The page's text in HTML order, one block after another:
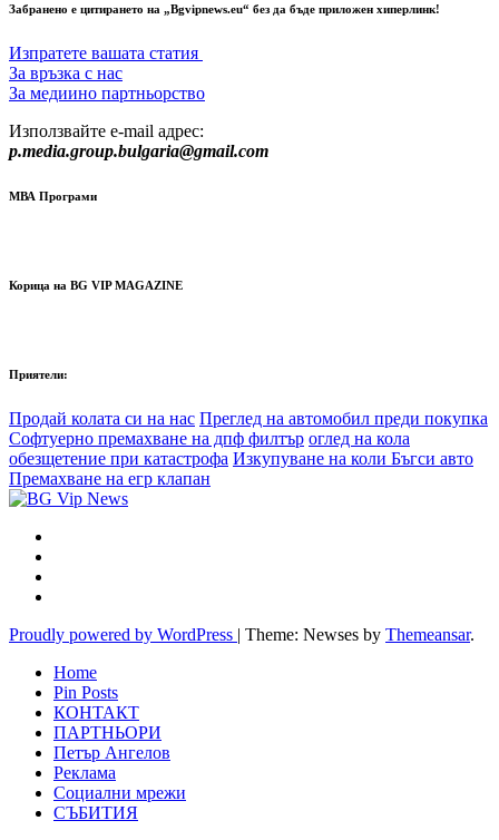
Забранено е цитирането на „Bgvipnews.eu“ без да бъде приложен хиперлинк!
Изпратете вашата статия
За връзка с нас
За медиино партньорство
Използвайте e-mail адрес:
p.media.group.bulgaria@gmail.com
МВА Програми
Корица на BG VIP MAGAZINE
Приятели:
Продай колата си на нас Преглед на автомобил преди покупка
Софтуерно премахване на дпф филтър оглед на кола
обезщетение при катастрофа Изкупуване на коли Бъгси авто
Премахване на егр клапан
Proudly powered by WordPress | Theme: Newses by Themeansar.
Home
Pin Posts
КОНТАКТ
ПАРТНЬОРИ
Петър Ангелов
Реклама
Социални мрежи
СЪБИТИЯ